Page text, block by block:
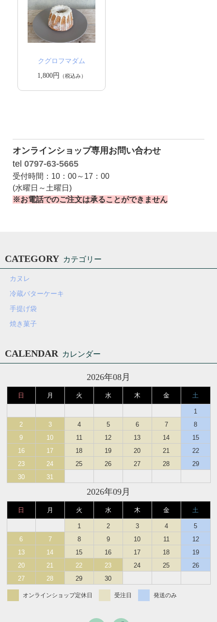
クグロフマダム
1,800円
（税込み）
オンラインショップ専用お問い合わせ
tel 0797-63-5665
受付時間：10：00～17：00
(水曜日～土曜日)
※お電話でのご注文は承ることができません
CATEGORY カテゴリー
カヌレ
冷蔵バターケーキ
手提げ袋
焼き菓子
CALENDAR カレンダー
2026年08月
日 月 火 水 木 金 土
1
2
3 4 5 6 7
8
9
10 11 12 13 14
15
16
17 18 19 20 21
22
23
24 25 26 27 28
29
30
31
2026年09月
日 月 火 水 木 金 土
1 2 3 4
5
6
7 8 9 10 11
12
13
14 15 16 17 18
19
20
21 22 23 24 25
26
27
28 29 30
オンラインショップ定休日 受注日 発送のみ